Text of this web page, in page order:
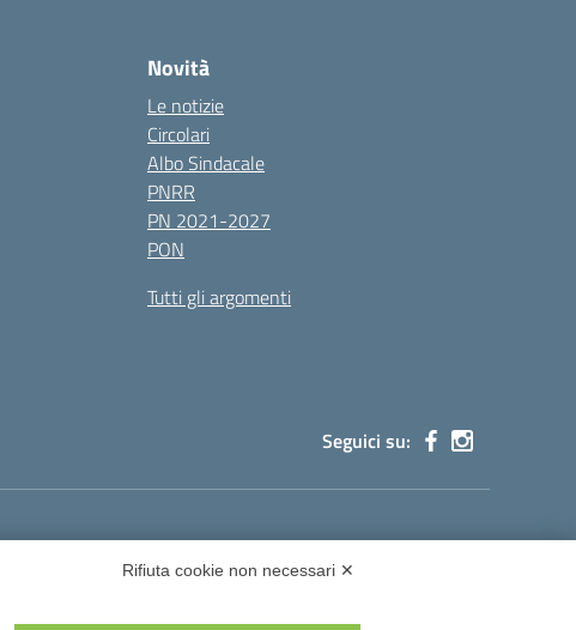
Novità
Le notizie
Circolari
Albo Sindacale
PNRR
PN 2021-2027
PON
Tutti gli argomenti
Seguici su:
Rifiuta cookie non necessari ✕